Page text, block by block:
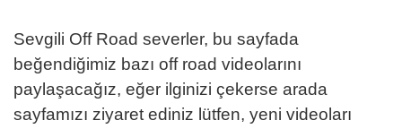
Sevgili Off Road severler, bu sayfada
beğendiğimiz bazı off road videolarını
paylaşacağız, eğer ilginizi çekerse arada
sayfamızı ziyaret ediniz lütfen, yeni videoları